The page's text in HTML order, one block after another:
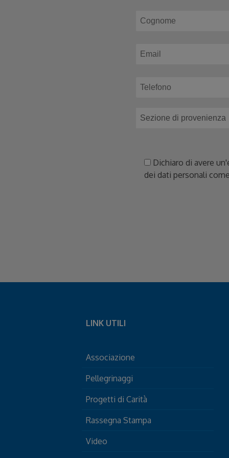
Dichiaro di avere
dei dati personali
LINK UTILI
Associazione
Pellegrinaggi
Progetti di Carità
Rassegna Stampa
Video